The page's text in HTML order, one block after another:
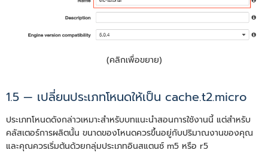
(คลิกเพื่อขยาย)
1.5 — เปลี่ยนประเภทโหนดให้เป็น cache.t2.micro
ประเภทโหนดดังกล่าวเหมาะสำหรับบทแนะนำสอนการใช้งานนี้ แต่สำหรับ
คลัสเตอร์การผลิตนั้น ขนาดของโหนดควรขึ้นอยู่กับปริมาณงานของคุณ
และคุณควรเริ่มต้นด้วยกลุ่มประเภทอินสแตนซ์ m5 หรือ r5